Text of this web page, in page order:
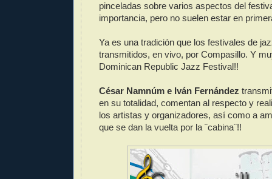
pinceladas sobre varios aspectos del
importancia, pero no suelen estar en
Ya es una tradición que los festivales de
transmitidos, en vivo, por Compasillo. Y
Dominican Republic Jazz Festival!!
César Namnúm e Iván Fernández
en su totalidad, comentan al respecto y
los artistas y organizadores, así como a
que se dan la vuelta por la ¨cabina¨!!